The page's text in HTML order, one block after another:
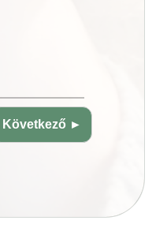
Következő ►